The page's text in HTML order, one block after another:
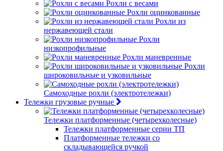
Рохли с весами
Рохли оцинкованные
Рохли из
нержавеющей стали
Рохли
низкопрофильные
Рохли маневренные
Рохли
широковильные и узковильные
Самоходные рохли (электротележки)
Тележки грузовые ручные
Тележки платформенные (четырехколесные)
Тележки платформенные серии ТП
Платформенные тележки со
складывающейся ручкой